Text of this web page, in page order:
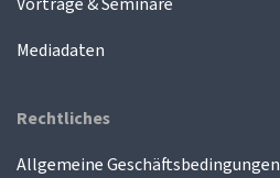
Mediadaten
Rechtliches
Allgemeine Geschäftsbedingungen